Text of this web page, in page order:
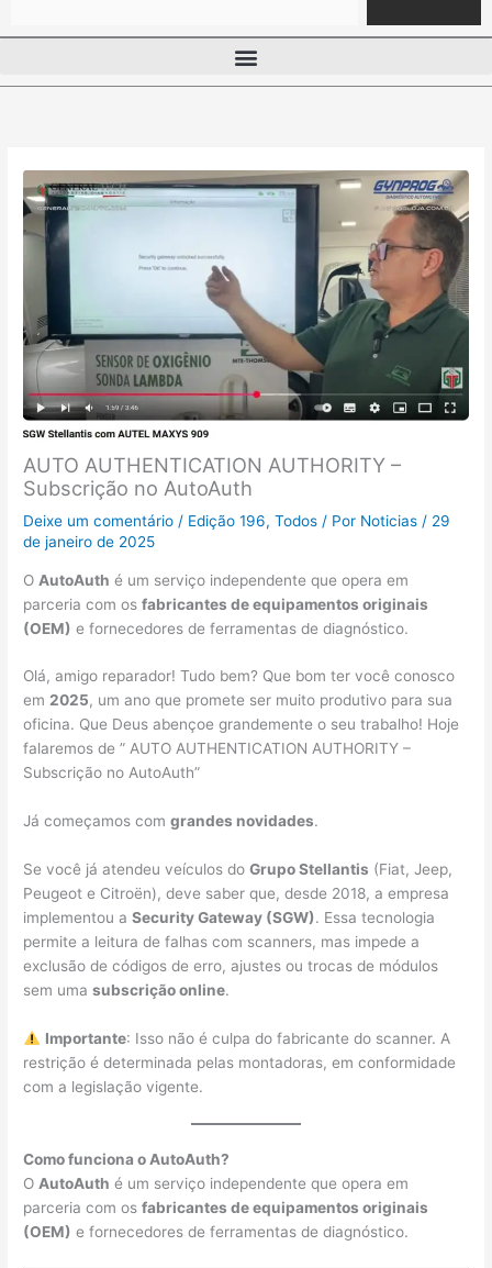
AUTO AUTHENTICATION AUTHORITY –
Subscrição no AutoAuth
Deixe um comentário / Edição 196,Todos / Por Noticias / 29
de janeiro de 2025
O AutoAuth é um serviço independente que opera em
parceria com osfabricantes de equipamentos originais
(OEM) e fornecedores de ferramentas de diagnóstico.
Olá, amigo reparador! Tudo bem? Que bom ter você conosco
em2025, um ano que promete ser muito produtivo para sua
oficina. Que Deus abençoe grandemente o seu trabalho! Hoje
falaremos de ” AUTO AUTHENTICATION AUTHORITY –
Subscrição no AutoAuth”
Já começamos comgrandes novidades.
Se você já atendeu veículos doGrupo Stellantis (Fiat, Jeep,
Peugeot e Citroën), deve saber que, desde 2018, a empresa
implementou aSecurity Gateway (SGW). Essa tecnologia
permite a leitura de falhas com scanners, mas impede a
exclusão de códigos de erro, ajustes ou trocas de módulos
sem umasubscrição online.
Importante: Isso não é culpa do fabricante do scanner. A
restrição é determinada pelas montadoras, em conformidade
com a legislação vigente.
Como funciona o AutoAuth?
O AutoAuth é um serviço independente que opera em
parceria com osfabricantes de equipamentos originais
(OEM) e fornecedores de ferramentas de diagnóstico.